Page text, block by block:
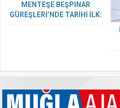
MENTEŞE BEŞPINAR
GÜREŞLERİ’NDE TARİHİ İLK:
İLK HANIM AĞA NAHİDE TUNÇ